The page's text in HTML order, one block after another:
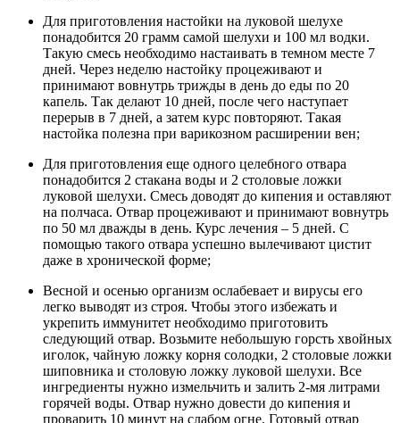
Для приготовления настойки на луковой шелухе
понадобится 20 грамм самой шелухи и 100 мл водки.
Такую смесь необходимо настаивать в темном месте 7
дней. Через неделю настойку процеживают и
принимают вовнутрь трижды в день до еды по 20
капель. Так делают 10 дней, после чего наступает
перерыв в 7 дней, а затем курс повторяют. Такая
настойка полезна при варикозном расширении вен;
Для приготовления еще одного целебного отвара
понадобится 2 стакана воды и 2 столовые ложки
луковой шелухи. Смесь доводят до кипения и оставляют
на полчаса. Отвар процеживают и принимают вовнутрь
по 50 мл дважды в день. Курс лечения – 5 дней. С
помощью такого отвара успешно вылечивают цистит
даже в хронической форме;
Весной и осенью организм ослабевает и вирусы его
легко выводят из строя. Чтобы этого избежать и
укрепить иммунитет необходимо приготовить
следующий отвар. Возьмите небольшую горсть хвойных
иголок, чайную ложку корня солодки, 2 столовые ложки
шиповника и столовую ложку луковой шелухи. Все
ингредиенты нужно измельчить и залить 2-мя литрами
горячей воды. Отвар нужно довести до кипения и
проварить 10 минут на слабом огне. Готовый отвар